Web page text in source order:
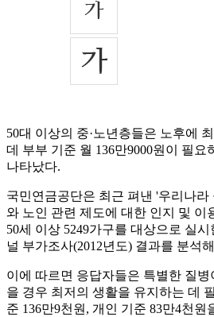
50대 이상의 중·노년층들은 노후에
데 부부 기준 월 136만9000원이 필요
나타났다.
국민연금공단은 최근 펴낸 '우리나라
와 노인 관련 제도에 대한 인지 및 이
50세 이상 5249가구를 대상으로 실
널 부가조사(2012년도) 결과를 분석
이에 따르면 응답자들은 특별한 질
을 경우 최저의 생활을 유지하는 데
준 136만9천원, 개인 기준 83만4천원